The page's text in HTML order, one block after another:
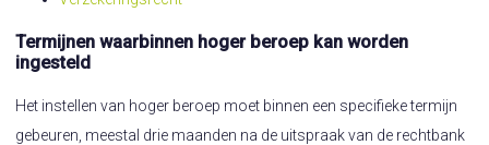
Termijnen waarbinnen hoger beroep kan worden
ingesteld
Het instellen van hoger beroep moet binnen een specifieke termijn
gebeuren, meestal drie maanden na de uitspraak van de rechtbank